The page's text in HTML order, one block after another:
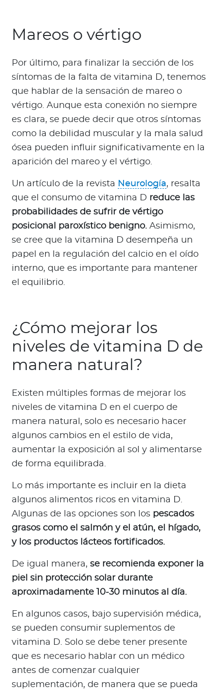
Mareos o vértigo
Por último, para finalizar la sección de los
síntomas de la falta de vitamina D, tenemos
que hablar de la sensación de mareo o
vértigo. Aunque esta conexión no siempre
es clara, se puede decir que otros síntomas
como la debilidad muscular y la mala salud
ósea pueden influir significativamente en la
aparición del mareo y el vértigo.
Un artículo de la revista Neurología, resalta
que el consumo de vitamina D reduce las
probabilidades de sufrir de vértigo
posicional paroxístico benigno. Asimismo,
se cree que la vitamina D desempeña un
papel en la regulación del calcio en el oído
interno, que es importante para mantener
el equilibrio.
¿Cómo mejorar los
niveles de vitamina D de
manera natural?
Existen múltiples formas de mejorar los
niveles de vitamina D en el cuerpo de
manera natural, solo es necesario hacer
algunos cambios en el estilo de vida,
aumentar la exposición al sol y alimentarse
de forma equilibrada.
Lo más importante es incluir en la dieta
algunos alimentos ricos en vitamina D.
Algunas de las opciones son los pescados
grasos como el salmón y el atún, el hígado,
y los productos lácteos fortificados.
De igual manera, se recomienda exponer la
piel sin protección solar durante
aproximadamente 10-30 minutos al día.
En algunos casos, bajo supervisión médica,
se pueden consumir suplementos de
vitamina D. Solo se debe tener presente
que es necesario hablar con un médico
antes de comenzar cualquier
suplementación, de manera que se pueda